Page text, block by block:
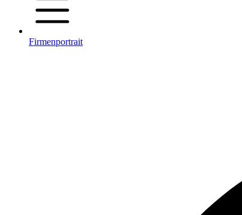
Firmenportrait